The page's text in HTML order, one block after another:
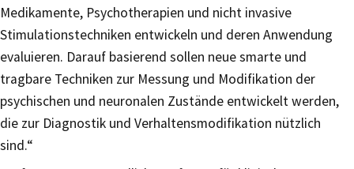
Medikamente, Psychotherapien und nicht invasive
Stimulationstechniken entwickeln und deren Anwendung
evaluieren. Darauf basierend sollen neue smarte und
tragbare Techniken zur Messung und Modifikation der
psychischen und neuronalen Zustände entwickelt werden,
die zur Diagnostik und Verhaltensmodifikation nützlich
sind.“